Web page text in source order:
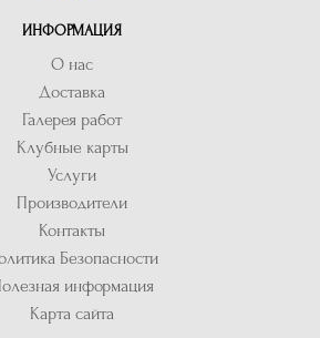
ИНФОРМАЦИЯ
О нас
Доставка
Галерея работ
Клубные карты
Услуги
Производители
Контакты
Безопасности
информация
Карта сайта